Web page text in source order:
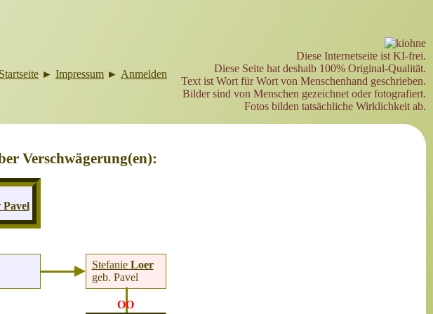
Startseite ► Impressum ► Anmelden
Diese Internetseite ist KI-frei.
Diese Seite hat deshalb 100% Original-Qualität.
Text ist Wort für Wort von Menschenhand geschrieben.
Bilder sind von Menschen gezeichnet oder fotografiert.
Fotos bilden tatsächliche Wirklichkeit ab.
Verschwägerung(en):
Pavel
Stefanie Loer
geb. Pavel
OO